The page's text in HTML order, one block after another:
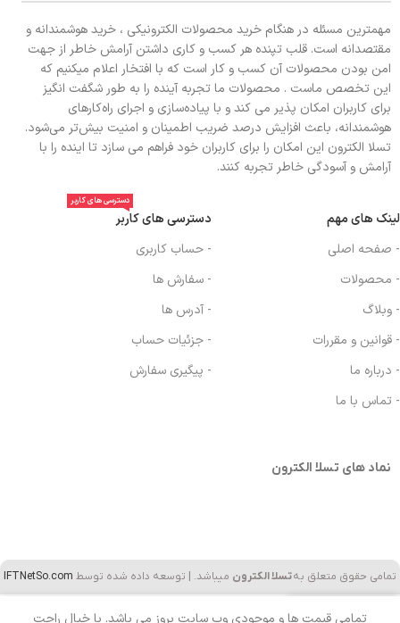
مهمترین مسئله در هنگام خرید محصولات الکترونیکی ، خرید هوشمندانه و
مقتصدانه است. قلب تپنده هر کسب و کاری داشتن آرامش خاطر از جهت
امن بودن محصولات آن کسب و کار است که با افتخار اعلام میکنیم که
این تخصص ماست . محصولات ما تجربه آینده را به طور شگفت انگیز
برای کاربران امکان پذیر می کند و با پیاده‌سازی و اجرای راه‌کارهای
هوشمندانه، باعث افزایش درصد ضریب اطمینان و امنیت بیش‌تر می‌شود.
تسلا الکترون این امکان را برای کاربران خود فراهم می سازد تا اینده را با
آرامش و آسودگی خاطر تجربه کنند.
لینک های مهم
- صفحه اصلی
- محصولات
- وبلاگ
- قوانین و مقررات
- درباره ما
- تماس با ما
دسترسی های کاربر
دسترسی های کاربر
- حساب کاربری
- سفارش ها
- آدرس ها
- جزئیات حساب
- پیگیری سفارش
نماد های تسلا الکترون
تمامی حقوق متعلق بهتسلا الکترون میباشد. | توسعه داده شده توسط IFTNetSo.com
تمامی قیمت ها و موجودی وب سایت بروز می باشد. با خیال راحت